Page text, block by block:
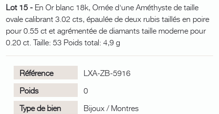
Lot 15 - En Or blanc 18k, Ornée d'une Améthyste de taille
ovale calibrant 3.02 cts, épaulée de deux rubis taillés en poire
pour 0.55 ct et agrémentée de diamants taille moderne pour
0.20 ct. Taille: 53 Poids total: 4,9 g
Référence
LXA-ZB-5916
Poids
0
Type de bien
Bijoux / Montres